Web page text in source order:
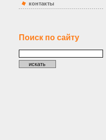
контакты
Поиск по сайту